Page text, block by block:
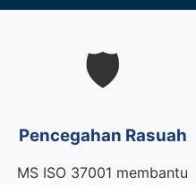
🛡️
Pencegahan Rasuah
MS ISO 37001 membantu